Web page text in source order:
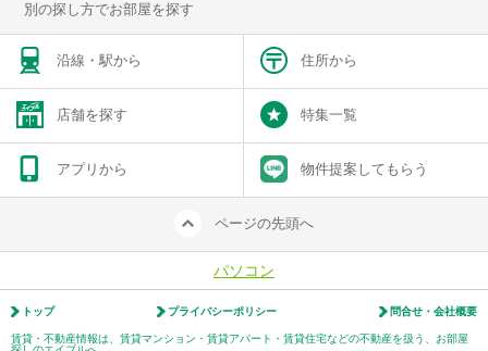
別の探し方でお部屋を探す
沿線・駅から 住所から
店舗を探す 特集一覧
アプリから 物件提案してもらう
ページの先頭へ
パソコン
トップ プライバシーポリシー 問合せ・会社概要
賃貸・不動産情報は、賃貸マンション・賃貸アパート・賃貸住宅などの不動産を扱う、お部屋